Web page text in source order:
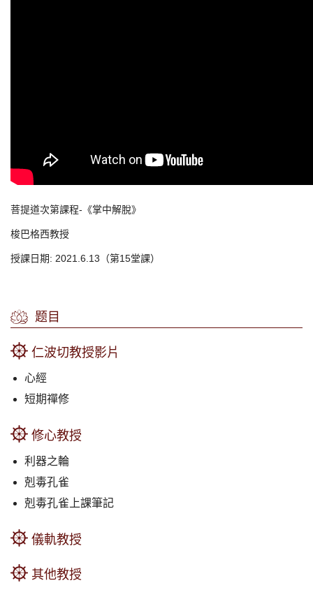
菩提道次第課程-《掌中解脫》
梭巴格西教授
授課日期: 2021.6.13（第15堂課）
题目
仁波切教授影片
心經
短期禪修
修心教授
利器之輪
剋毒孔雀
剋毒孔雀上課筆記
儀軌教授
其他教授